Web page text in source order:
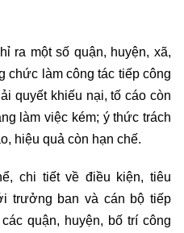
ra một số quận, huyện, xã,
chức làm công tác tiếp công
quyết khiếu nại, tố cáo còn
làm việc kém; ý thức trách
hiệu quả còn hạn chế.
chi tiết về điều kiện, tiêu
trưởng ban và cán bộ tiếp
quận, huyện, bố trí công